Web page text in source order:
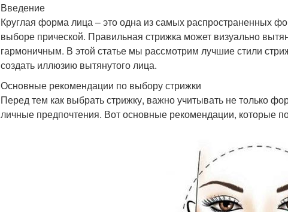
Введение
Круглая форма лица – это одна из самых распространенных
выборе прической. Правильная стрижка может визуально
гармоничным. В этой статье мы рассмотрим лучшие стили
создать иллюзию вытянутого лица.
Основные рекомендации по выбору стрижки
Перед тем как выбрать стрижку, важно учитывать не только
личные предпочтения. Вот основные рекомендации, которые